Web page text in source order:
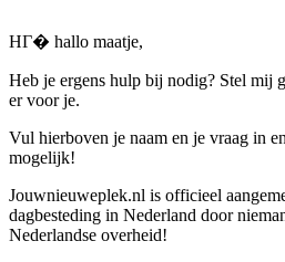
HГ� hallo maatje,
Heb je ergens hulp bij nodig? Stel mij
er voor je.
Vul hierboven je naam en je vraag in
mogelijk!
Jouwnieuweplek.nl is officieel
dagbesteding in Nederland door
Nederlandse overheid!